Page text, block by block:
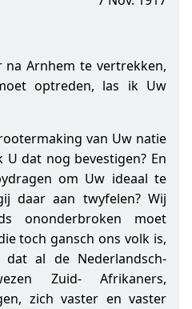
na Arnhem te vertrekken,
optreden, las ik Uw
van Uw natie
dat nog bevestigen? En
om Uw ideaal te
daar aan twyfelen? Wij
ononderbroken moet
toch gansch ons volk is,
al de Nederlandsch-
Zuid- Afrikaners,
zich vaster en vaster